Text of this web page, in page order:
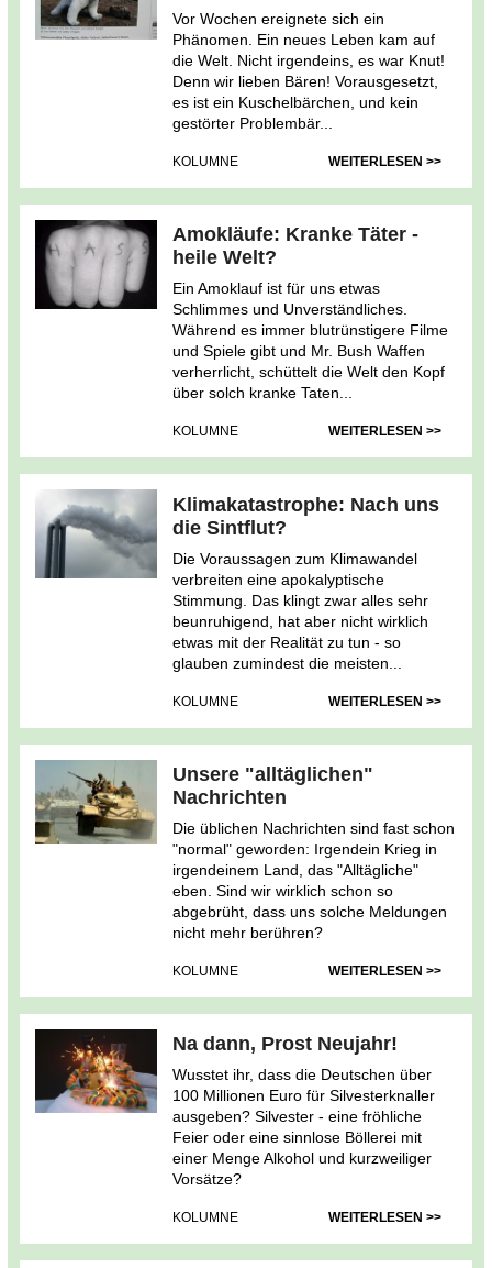
Vor Wochen ereignete sich ein
Phänomen. Ein neues Leben kam auf
die Welt. Nicht irgendeins, es war Knut!
Denn wir lieben Bären! Vorausgesetzt,
es ist ein Kuschelbärchen, und kein
gestörter Problembär...
KOLUMNE WEITERLESEN >>
Amokläufe: Kranke Täter -
heile Welt?
Ein Amoklauf ist für uns etwas
Schlimmes und Unverständliches.
Während es immer blutrünstigere Filme
und Spiele gibt und Mr. Bush Waffen
verherrlicht, schüttelt die Welt den Kopf
über solch kranke Taten...
KOLUMNE WEITERLESEN >>
Klimakatastrophe: Nach uns
die Sintflut?
Die Voraussagen zum Klimawandel
verbreiten eine apokalyptische
Stimmung. Das klingt zwar alles sehr
beunruhigend, hat aber nicht wirklich
etwas mit der Realität zu tun - so
glauben zumindest die meisten...
KOLUMNE WEITERLESEN >>
Unsere "alltäglichen"
Nachrichten
Die üblichen Nachrichten sind fast schon
"normal" geworden: Irgendein Krieg in
irgendeinem Land, das "Alltägliche"
eben. Sind wir wirklich schon so
abgebrüht, dass uns solche Meldungen
nicht mehr berühren?
KOLUMNE WEITERLESEN >>
Na dann, Prost Neujahr!
Wusstet ihr, dass die Deutschen über
100 Millionen Euro für Silvesterknaller
ausgeben? Silvester - eine fröhliche
Feier oder eine sinnlose Böllerei mit
einer Menge Alkohol und kurzweiliger
Vorsätze?
KOLUMNE WEITERLESEN >>